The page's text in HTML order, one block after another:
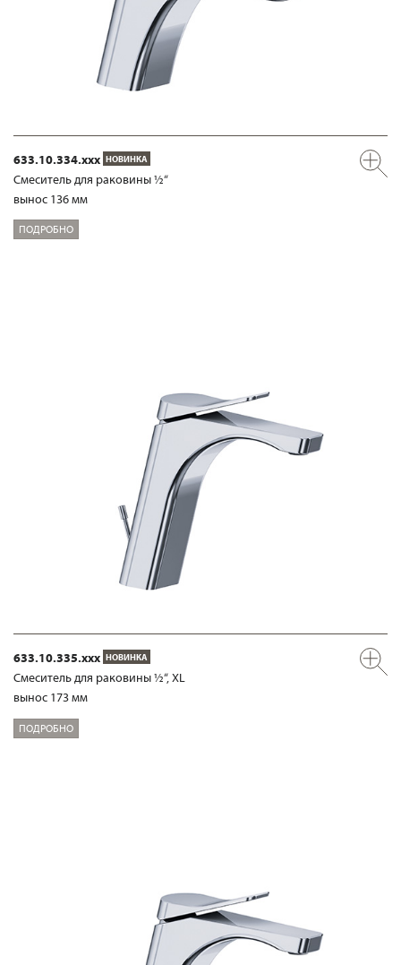
633.10.334.xxx НОВИНКА
Смеситель для раковины ½“
вынос 136 мм
ПОДРОБНО
633.10.335.xxx НОВИНКА
Смеситель для раковины ½“, XL
вынос 173 мм
ПОДРОБНО